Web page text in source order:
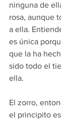
ninguna de
rosa, aunque
a ella.
es única
que la ha
sido todo el
ella.
El zorro,
el principito